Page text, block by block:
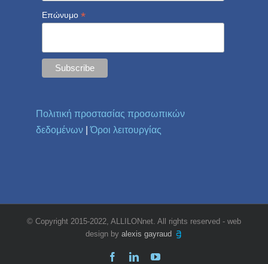
Επώνυμο *
Πολιτική προστασίας προσωπικών
δεδομένων |Όροι λειτουργίας
© Copyright 2015-2022, ALLILONnet. All rights reserved - web
design by alexis gayraud
FacebookLinkedInYouTube